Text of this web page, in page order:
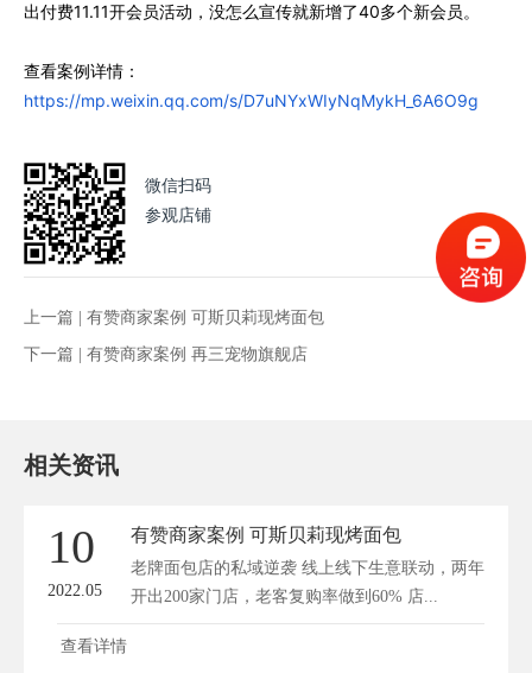
出付费11.11开会员活动，没怎么宣传就新增了40多个新会员。
查看案例详情：
https://mp.weixin.qq.com/s/D7uNYxWIyNqMykH_6A6O9g
微信扫码
参观店铺
上一篇 | 有赞商家案例 可斯贝莉现烤面包
下一篇 | 有赞商家案例 再三宠物旗舰店
相关资讯
10
2022.05
有赞商家案例 可斯贝莉现烤面包
老牌面包店的私域逆袭 线上线下生意联动，两年
开出200家门店，老客复购率做到60% 店...
查看详情